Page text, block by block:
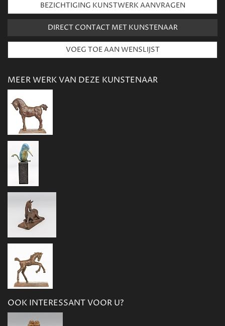
BEZICHTIGING KUNSTWERK AANVRAGEN
DIRECT CONTACT MET KUNSTENAAR
MEER WERK VAN DEZE KUNSTENAAR
OOK INTERESSANT VOOR U?